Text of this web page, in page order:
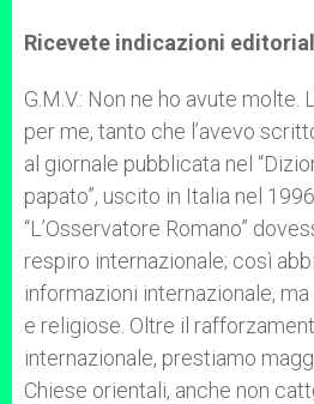
Ricevete indicazioni
G.M.V.: Non ne ho avute molte.
per me, tanto che l’avevo
al giornale pubblicata nel
papato”, uscito in Italia nel
“L’Osservatore Romano”
respiro internazionale; così
informazioni internazionale,
e religiose. Oltre il
internazionale, prestiamo
Chiese orientali, anche non